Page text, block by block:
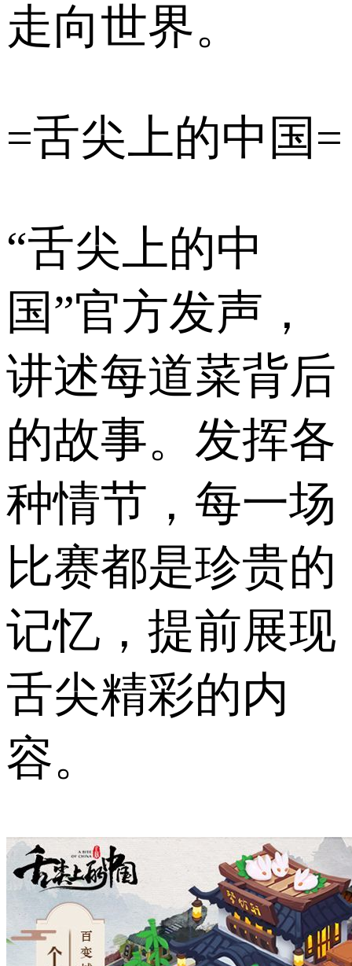
走向世界。
=舌尖上的中国=
“舌尖上的中
国”官方发声，
讲述每道菜背后
的故事。发挥各
种情节，每一场
比赛都是珍贵的
记忆，提前展现
舌尖精彩的内
容。